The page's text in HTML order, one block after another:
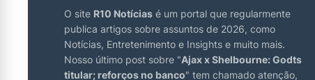
O site R10 Notícias é um portal que regularmente
publica artigos sobre assuntos de 2026, como
Notícias, Entretenimento e Insights e muito mais.
Nosso último post sobre "Ajax x Shelbourne: Godts
titular; reforços no banco" tem chamado atenção,